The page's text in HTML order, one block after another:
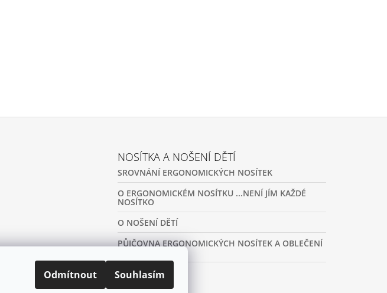
Odmítnout Souhlasím
NOSÍTKA A NOŠENÍ DĚTÍ
SROVNÁNÍ ERGONOMICKÝCH NOSÍTEK
O ERGONOMICKÉM NOSÍTKU ...NENÍ JÍM KAŽDÉ
NOSÍTKO
O NOŠENÍ DĚTÍ
PŮJČOVNA ERGONOMICKÝCH NOSÍTEK A OBLEČENÍ
ARCHIV